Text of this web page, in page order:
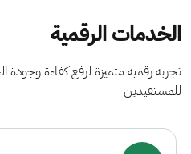
الخدمات الرقمية
تجربة رقمية متميزة لرفع كفاءة وجودة
للمستفيدين